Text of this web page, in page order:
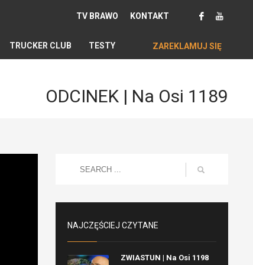
TV BRAWO KONTAKT
TRUCKER CLUB TESTY ZAREKLAMUJ SIĘ
ODCINEK | Na Osi 1189
NAJCZĘŚCIEJ CZYTANE
ZWIASTUN | Na Osi 1198